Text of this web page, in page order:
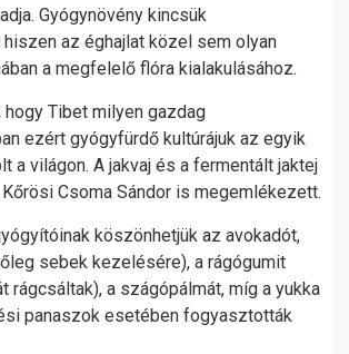
Gyógynövény kincsük
az éghajlat közel sem olyan
a megfelelő flóra kialakulásához.
hogy Tibet milyen gazdag
ezért gyógyfürdő kultúrájuk az egyik
a világon. A jakvaj és a fermentált jaktej
Csoma Sándor is megemlékezett.
köszönhetjük az avokadót,
sebek kezelésére), a rágógumit
rágcsáltak), a szágópálmát, míg a yukka
panaszok esetében fogyasztották